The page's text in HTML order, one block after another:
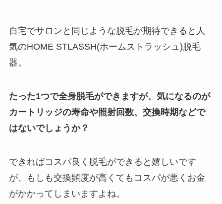
自宅でサロンと同じような脱毛が期待できると人
気のHOME STLASSH(ホームストラッシュ)脱毛
器。
たった1つで全身脱毛ができますが、気になるのが
カートリッジの寿命や照射回数、交換時期などで
はないでしょうか？
できればコスパ良く脱毛ができると嬉しいです
が、もしも交換頻度が高くてもコスパが悪くお金
がかかってしまいますよね。